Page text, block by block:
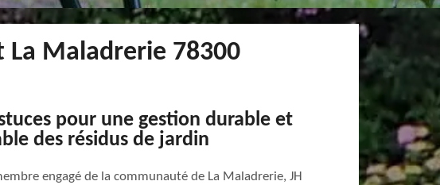
Maladrerie 78300
pour une gestion durable et
des résidus de jardin
engagé de la communauté de La Maladrerie, JH